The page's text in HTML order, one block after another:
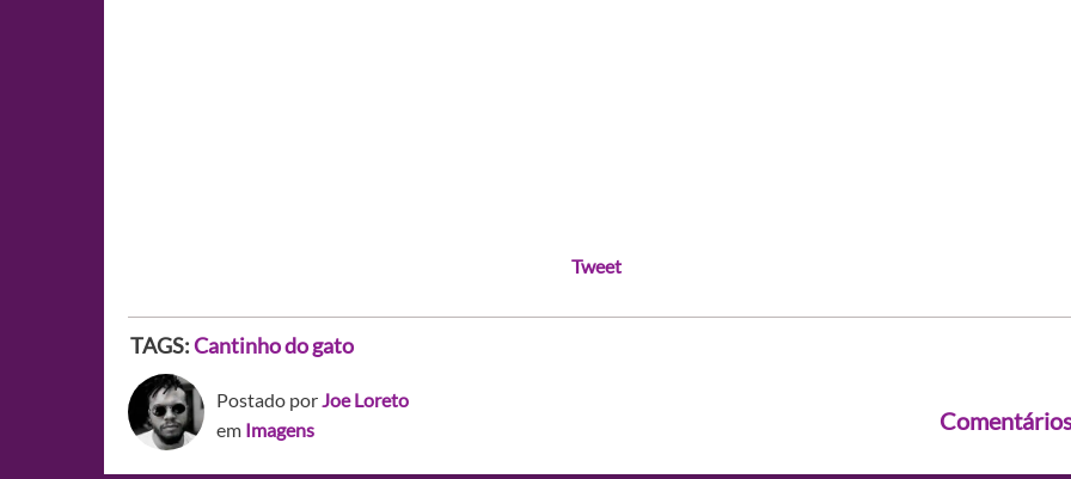
Tweet
TAGS:Cantinho do gato
Postado porJoe Loreto
em Imagens